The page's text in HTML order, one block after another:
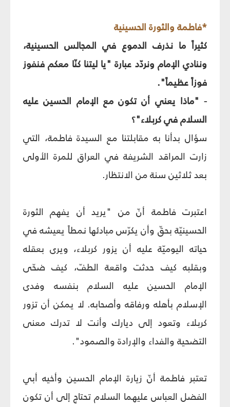
*فاطمة والثورة الحسينية
كثيراً ما نذرف الدموع في المجالس الحسينية،
وننادي الإمام ونردّد عبارة "يا ليتنا كنّا معكم فنفوز
فوزاً عظيماً".
- "ماذا يعني أن تكون مع الإمام الحسين عليه
السلام في كربلاء"؟
سؤال بدأنا به مقابلتنا مع السيدة فاطمة، التي
زارت المراقد الشريفة في العراق للمرة الأولى
بعد ثلاثين سنة من الانتظار.
اعتبرت فاطمة أنّ من "يريد أن يفهم الثورة
الحسينيّة بحقّ وأن يكرّس مبادئها نمطاً يعيشه في
حياته اليوميّة عليه أن يزور كربلاء، ويرى بعقله
وبقلبه كيف حدثت واقعة الطفّ، كيف ضحّى
الإمام الحسين عليه السلام بنفسه وفدى
الإسلام بأهله ورفاقه وأصحابه. لا يمكن أن تزور
كربلاء وتعود إلى ديارك وأنت لا تدرك معنى
التضحية والفداء والإرادة والصمود".
تعتبر فاطمة أنّ زيارة الإمام الحسين وأخيه أبي
الفضل العباس عليهما السلام تحتاج إلى أن تكون